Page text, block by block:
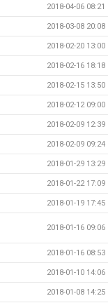
2018-04-06 08:21
2018-03-08 20:08
2018-02-20 13:00
2018-02-16 18:18
2018-02-15 13:50
2018-02-12 09:00
2018-02-09 12:39
2018-02-09 09:24
2018-01-29 13:29
2018-01-22 17:09
2018-01-19 17:45
2018-01-16 09:06
2018-01-16 08:53
2018-01-10 14:06
2018-01-08 14:25